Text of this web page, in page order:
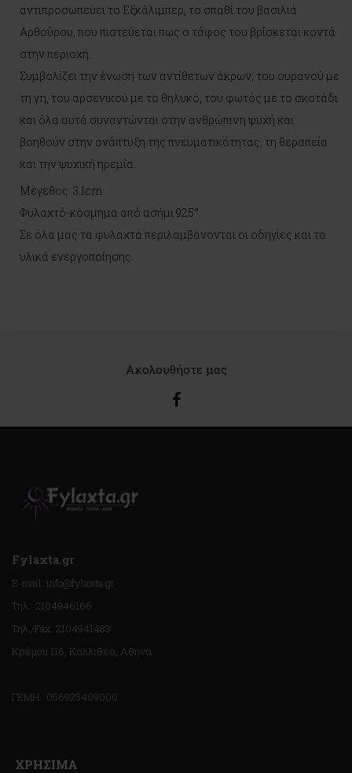
αντιπροσωπεύει το Εξκάλιμπερ, το σπαθί του βασιλιά
Αρθούρου, που πιστεύεται πως ο τάφος του βρίσκεται κοντά
στην περιοχή.
Συμβολίζει την ένωση των αντίθετων άκρων, του ουρανού με
τη γη, του αρσενικού με το θηλυκό, του φωτός με το σκοτάδι
και όλα αυτά συναντώνται στην ανθρώπινη ψυχή και
βοηθούν στην ανάπτυξη της πνευματικότητας, τη θεραπεία
και την ψυχική ηρεμία.
Μέγεθος: 3.1cm
Φυλαχτό-κόσμημα από ασήμι 925°.
Σε όλα μας τα φυλαχτά περιλαμβάνονται οι οδηγίες και τα
υλικά ενεργοποίησης.
Ακολουθήστε μας
Fylaxta.gr
E-mail: info@fylaxta.gr
Τηλ.: 2104946166
Τηλ./Fax: 2104941483
Κρέμου 116, Καλλιθέα, Αθήνα
ΓΕΜΗ : 056925409000
ΧΡΗΣΙΜΑ